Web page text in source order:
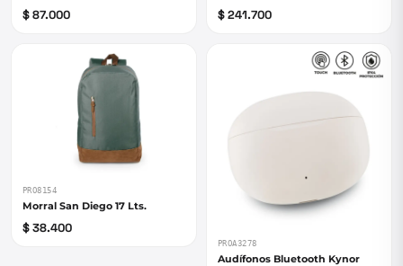
$ 87.000 $ 241.700
PRO8154
Morral San Diego 17 Lts.
$ 38.400
PROA3278
Audífonos Bluetooth Kynor